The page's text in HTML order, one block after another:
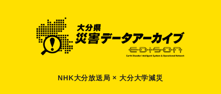
NHK大分放送局 × 大分大学減災